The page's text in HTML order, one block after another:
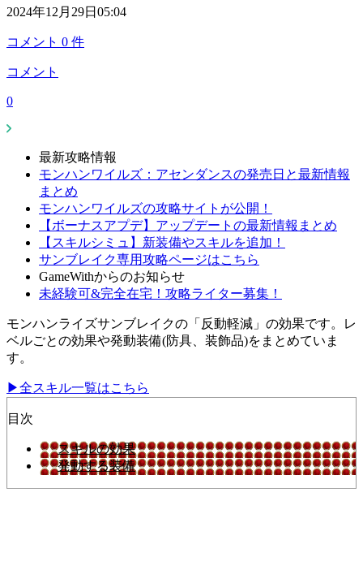
2024年12月29日05:04
コメント 0 件
コメント
0
最新攻略情報
モンハンワイルズ：アセンダンスの発売日と最新情報
まとめ
モンハンワイルズの攻略サイトが公開！
【ボーナスアプデ】アップデートの最新情報まとめ
【スキルシミュ】新装備やスキルを追加！
サンブレイク専用攻略ページはこちら
GameWithからのお知らせ
未経験可&完全在宅！攻略ライター募集！
モンハンライズサンブレイクの「反動軽減」の効果です。レ
ベルごとの効果や発動装備(防具、装飾品)をまとめていま
す。
▶︎全スキル一覧はこちら
目次
スキルの効果
発動する装備